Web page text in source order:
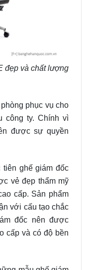
đẹp và chất lượng
phục vụ cho
công ty. Chính vì
được sự quyền
ghế giám đốc
vẻ đẹp thẩm mỹ
cấp. Sản phẩm
với cấu tạo chắc
đốc nên được
cấp và có độ bền